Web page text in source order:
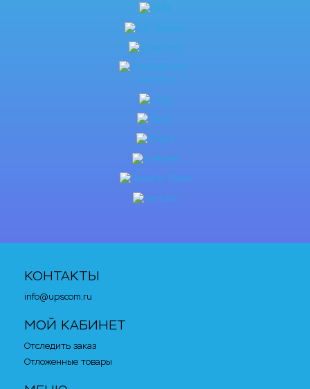
КОНТАКТЫ
info@upscom.ru
МОЙ КАБИНЕТ
Отследить заказ
Отложенные товары